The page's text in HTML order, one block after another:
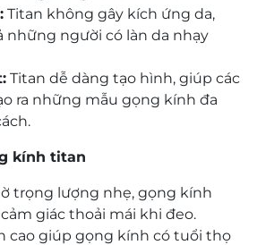
Titan không gây kích ứng da,
những người có làn da nhạy
Titan dễ dàng tạo hình, giúp các
ra những mẫu gọng kính đa
kính titan
trọng lượng nhẹ, gọng kính
giác thoải mái khi đeo.
cao giúp gọng kính có tuổi thọ